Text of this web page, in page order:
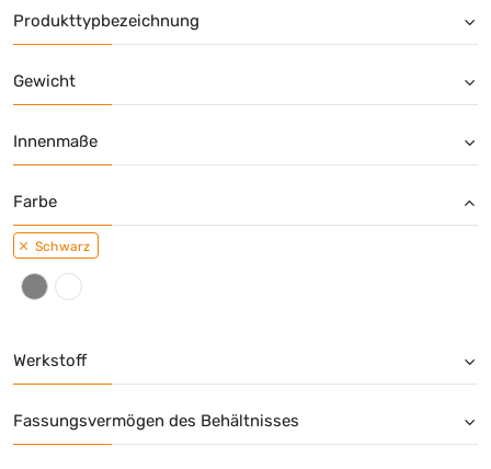
Produkttypbezeichnung
Gewicht
Innenmaße
Farbe
Schwarz
Werkstoff
Fassungsvermögen des Behältnisses